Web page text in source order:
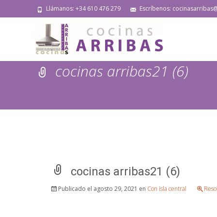
Llámanos: +34 610 476 279 Escríbenos:
cocinas arribas21 (6)
cocinas arribas21 (6)
Publicado el agosto 29, 2021 en Con isla central